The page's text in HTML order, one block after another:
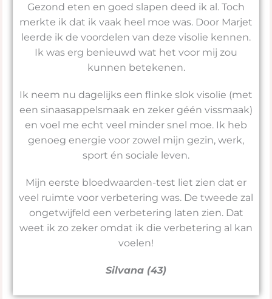
Gezond eten en goed slapen deed ik al. Toch
merkte ik dat ik vaak heel moe was. Door Marjet
leerde ik de voordelen van deze visolie kennen.
Ik was erg benieuwd wat het voor mij zou
kunnen betekenen.
Ik neem nu dagelijks een flinke slok visolie (met
een sinaasappelsmaak en zeker géén vissmaak)
en voel me echt veel minder snel moe. Ik heb
genoeg energie voor zowel mijn gezin, werk,
sport én sociale leven.
Mijn eerste bloedwaarden-test liet zien dat er
veel ruimte voor verbetering was. De tweede zal
ongetwijfeld een verbetering laten zien. Dat
weet ik zo zeker omdat ik die verbetering al kan
voelen!
Silvana (43)